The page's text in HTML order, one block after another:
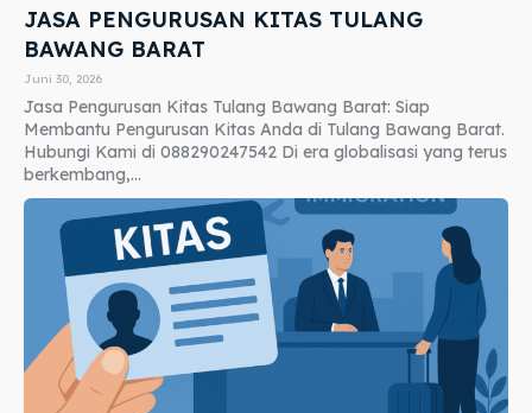
JASA PENGURUSAN KITAS TULANG
BAWANG BARAT
Juni 30, 2026
Jasa Pengurusan Kitas Tulang Bawang Barat: Siap
Membantu Pengurusan Kitas Anda di Tulang Bawang Barat.
Hubungi Kami di 088290247542 Di era globalisasi yang terus
berkembang,...